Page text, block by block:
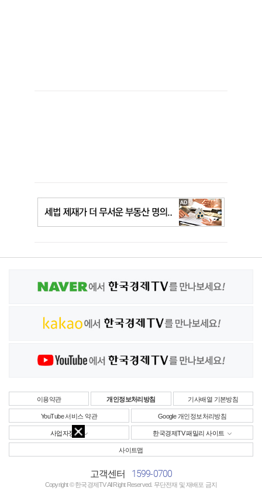
이용약관 개인정보처리방침 기사배열 기본방침
YouTube 서비스 약관 Google 개인정보처리방침
사업자정보 한국경제TV 패밀리 사이트
사이트맵
고객센터 1599-0700
Copyright © 한국경제TV All Right Reserved. 무단전재 및 재배포 금지